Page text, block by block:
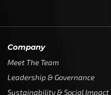
Company
Meet The Team
Leadership & Governance
Sustainability & Social Impact